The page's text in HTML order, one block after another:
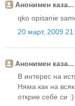
Анонимен каза...
qko opisanie
20 март, 2009
Анонимен каза...
В интерес на
Няма как на
открие себе си